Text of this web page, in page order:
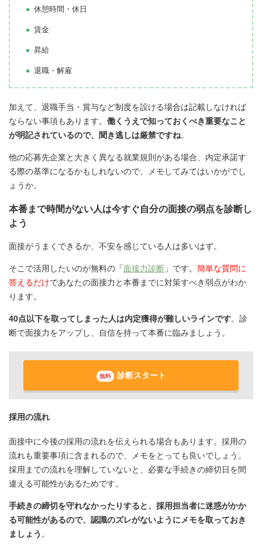
休憩時間・休日
賃金
昇給
退職・解雇
加えて、退職手当・賞与など制度を設ける場合は記載しなければ
ならない事項もあります。 働くうえで知っておくべき重要なこと
が明記されているので、聞き逃しは厳禁ですね。
他の応募先企業と大きく異なる就業規則がある場合、内定承諾す
る際の基準になるかもしれないので、メモしてみてはいかがでし
ょうか。
本番まで時間がない人は今すぐ自分の面接の弱点を診断し
よう
面接がうまくできるか、不安を感じている人は多いはず。
そこで活用したいのが無料の「面接力診断 」です。 簡単な質問に
答えるだけであなたの面接力と本番までに対策すべき弱点がわか
ります。
40点以下を取ってしまった人は内定獲得が難しいラインです。診
断で面接力をアップし、自信を持って本番に臨みましょう。
無料 診断スタート
採用の流れ
面接中に今後の採用の流れを伝えられる場合もあります。採用の
流れも重要事項に含まれるので、メモをとっても良いでしょう。
採用までの流れを理解していないと、必要な手続きの締切日を間
違える可能性があるためです。
手続きの締切を守れなかったりすると、採用担当者に迷惑がかか
る可能性があるので、認識のズレがないようにメモを取っておき
ましょう 。